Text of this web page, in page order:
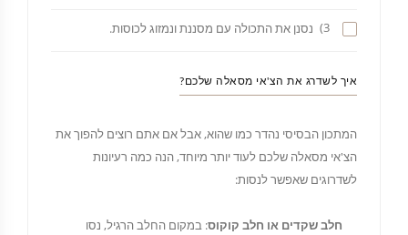
3) נסנן את התכולה עם מסננת ונמזוג לכוסות.
איך לשדרג את הצ'אי מסאלה שלכם?
המתכון הבסיסי נהדר כמו שהוא, אבל אם אתם רוצים להפוך את
הצ'אי מסאלה שלכם לעוד יותר מיוחד, הנה כמה רעיונות
לשדרוגים שאפשר לנסות:
חלב שקדים או חלב קוקוס: במקום החלב הרגיל, נסו